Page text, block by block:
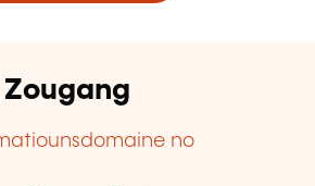
Zougang
no